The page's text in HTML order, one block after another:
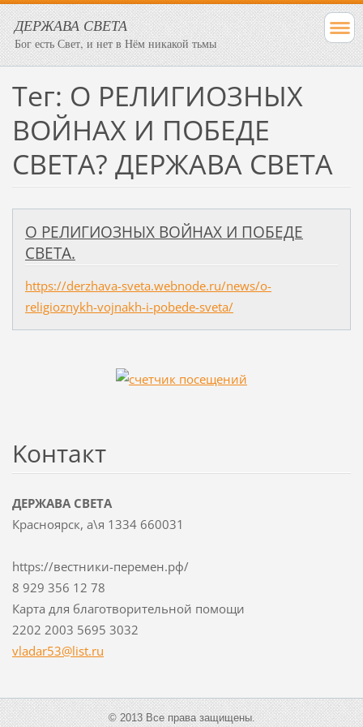
ДЕРЖАВА СВЕТА
Бог есть Свет, и нет в Нём никакой тьмы
Тег: О РЕЛИГИОЗНЫХ
ВОЙНАХ И ПОБЕДЕ
СВЕТА? ДЕРЖАВА СВЕТА
О РЕЛИГИОЗНЫХ ВОЙНАХ И ПОБЕДЕ
СВЕТА.
https://derzhava-sveta.webnode.ru/news/o-
religioznykh-vojnakh-i-pobede-sveta/
Koнтакт
ДЕРЖАВА СВЕТА
Красноярск, а\я 1334 660031
https://вестники-перемен.рф/
8 929 356 12 78
Карта для благотворительной помощи
2202 2003 5695 3032
vladar53@list.ru
© 2013 Все права защищены.